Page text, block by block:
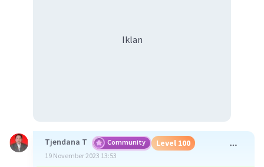
Iklan
Tjendana T Community Level 100
19 November 2023 13:53